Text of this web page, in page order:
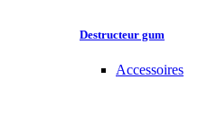
Destructeur gum
Accessoires